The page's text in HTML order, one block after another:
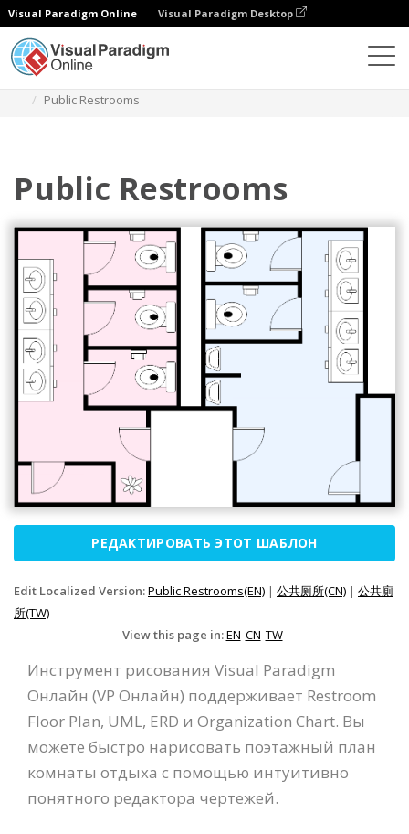
Visual Paradigm Online Visual Paradigm Desktop
Public Restrooms
Public Restrooms
РЕДАКТИРОВАТЬ ЭТОТ ШАБЛОН
Edit Localized Version:Public Restrooms(EN) | 公共厕所(CN) | 公共廁
所(TW)
View this page in:EN CN TW
Инструмент рисования Visual Paradigm
Онлайн (VP Онлайн) поддерживает Restroom
Floor Plan, UML, ERD и Organization Chart. Вы
можете быстро нарисовать поэтажный план
комнаты отдыха с помощью интуитивно
понятного редактора чертежей.